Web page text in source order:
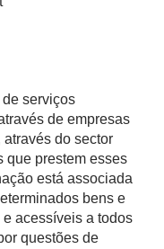
serviços
de empresas
do sector
que prestem esses
está associada
bens e
acessíveis a todos
questões de